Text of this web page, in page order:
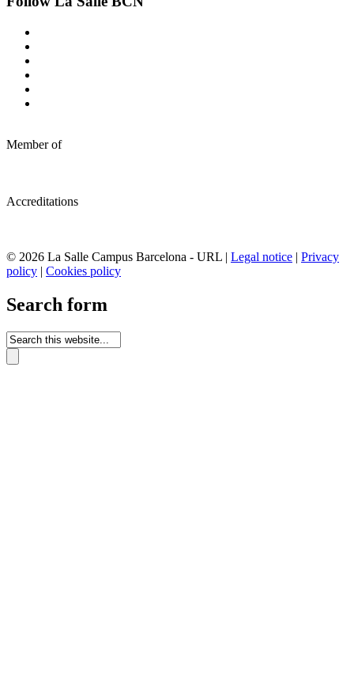
Member of
Accreditations
© 2026 La Salle Campus Barcelona - URL | Legal notice | Privacy
policy | Cookies policy
Search form